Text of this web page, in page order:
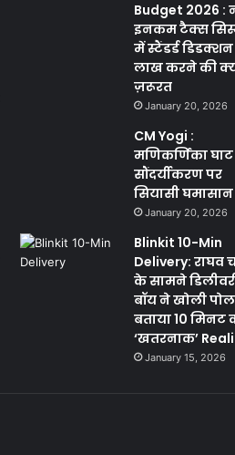
Budget 2026 :
इनकम टैक्स
में स्टैंडर्ड डिडक्शन
लाख करने की
ज़रूरत
January 20, 2026
CM Yogi :
मणिकर्णिका घाट
सौंदर्यीकरण पर
सियासी घमासान
January 20, 2026
Blinkit 10-Min
Delivery: राघव
के सामने
बॉय ने खोली
बताया 10 मिनट
‘खतरनाक’
January 15, 2026